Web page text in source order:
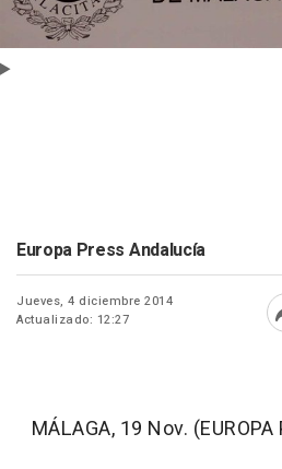
Europa Press Andalucía
Jueves, 4 diciembre 2014
Actualizado: 12:27
MÁLAGA, 19 Nov. (EUROPA